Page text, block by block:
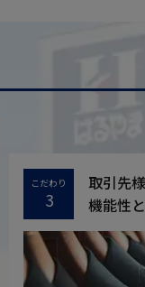
こだわり
3
取引先
機能性